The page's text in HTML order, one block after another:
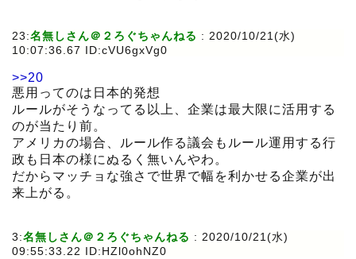
23:名無しさん＠２ろぐちゃんねる : 2020/10/21(水)
10:07:36.67 ID:cVU6gxVg0
>>20
悪用ってのは日本的発想
ルールがそうなってる以上、企業は最大限に活用する
のが当たり前。
アメリカの場合、ルール作る議会もルール運用する行
政も日本の様にぬるく無いんやわ。
だからマッチョな強さで世界で幅を利かせる企業が出
来上がる。
3:名無しさん＠２ろぐちゃんねる : 2020/10/21(水)
09:55:33.22 ID:HZl0ohNZ0